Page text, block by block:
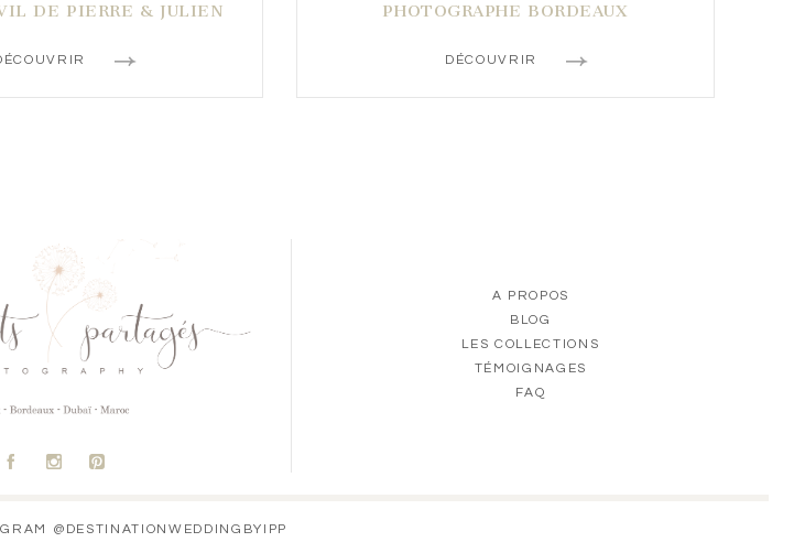
DE PIERRE & JULIEN
PHOTOGRAPHE BORDEAUX
DÉCOUVRIR
A C D
A PROPOS
BLOG
LES COLLECTIONS
TÉMOIGNAGES
FAQ
@DESTINATIONWEDDINGBYIPP